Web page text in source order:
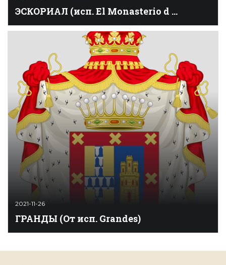
ЭСКОРИAЛ (исп. El Monasterio d ...
Единый ансамбль, который объединяет королевский
дворец, монастырь, базилику, пантеон и библиотеку,
построенный во времена Филиппа II между 1563 и
1584 гг. Находится в 45 км от Мадрида, в местечке
Сан Лоренсо де Эль Эскориаль, близ опустевших
железных рудников у подножия горы Гвадаррама (от
исп. escoria – шлак, откуда и
2021-11-26
ГРАНДЫ (От исп. Grandes)